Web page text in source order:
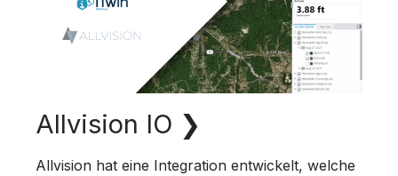
Allvision IO ❯
Allvision hat eine Integration entwickelt, welche